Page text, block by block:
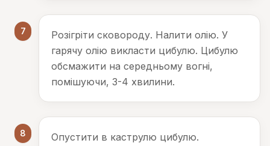
7
Розігріти сковороду. Налити олію. У
гарячу олію викласти цибулю. Цибулю
обсмажити на середньому вогні,
помішуючи, 3-4 хвилини.
8
Опустити в каструлю цибулю.